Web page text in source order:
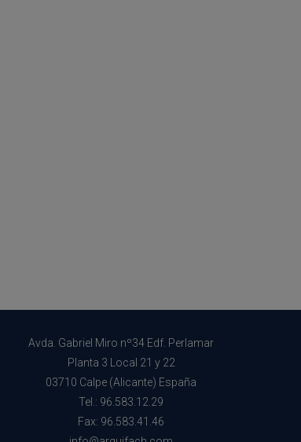
Avda. Gabriel Miro nº34 Edf. Perlamar
Planta 3 Local 21 y 22
03710 Calpe (Alicante) España
Tel.: 96.583.12.29
Fax: 96.583.41.46